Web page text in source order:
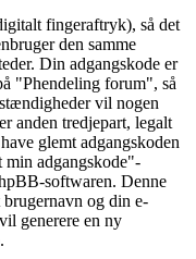
fingeraftryk), så det
den samme
Din adgangskode er
"Phendeling forum", så
vil nogen
anden tredjepart, legalt
glemt adgangskoden
adgangskode"-
softwaren. Denne
og din e-
generere en ny